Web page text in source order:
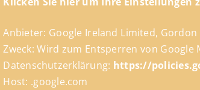
Anbieter: Google Ireland Limited,
Zweck: Wird zum Entsperren von Google
Datenschutzerklärung: https://
Host: .google.com